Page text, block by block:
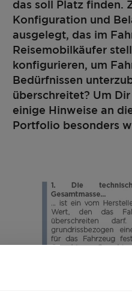
2 - 4
Schlafplätze
das soll Platz finden.
Konfiguration und
ausgelegt, das im
Reisemobilkäufer
konfigurieren, um
Bedürfnissen
überschreitet? Um
einige Hinweise an
Portfolio besonders